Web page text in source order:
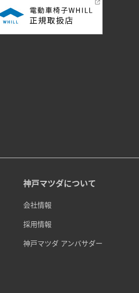
神戸マツダについて
会社情報
採用情報
神戸マツダ アンバサダー